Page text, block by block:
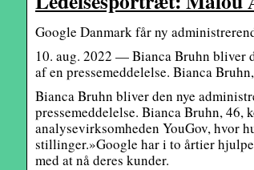
Google Danmark får ny
10. aug. 2022 — Bianca Bruhn bliver
af en pressemeddelelse. Bianca
Bianca Bruhn bliver den nye
pressemeddelelse. Bianca Bruhn,
analysevirksomheden YouGov, hvor
stillinger.»Google har i to årtier
med at nå deres kunder.